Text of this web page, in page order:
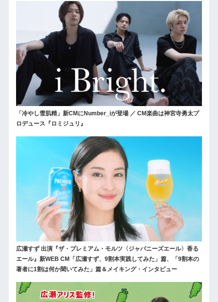
「冷やし雪肌精」新CMにNumber_iが登場 ／ CM楽曲は神宮寺勇太プ
ロデュース『ロミジュリ』
広瀬すず 出演『ザ・プレミアム・モルツ〈ジャパニーズエール〉香る
エール』新WEB CM「広瀬すず、9割本実践してみた」篇、「9割本の
著者に1割は何か聞いてみた」篇＆メイキング・インタビュー